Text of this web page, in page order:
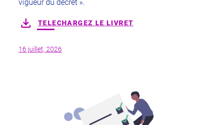
vigueur du décret ».
TELECHARGEZ LE LIVRET
16 juillet, 2026